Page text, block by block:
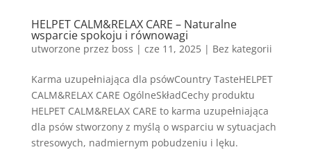
HELPET CALM&RELAX CARE – Naturalne
wsparcie spokoju i równowagi
utworzone przez boss | cze 11, 2025| Bez kategorii
Karma uzupełniająca dla psówCountry TasteHELPET
CALM&RELAX CARE OgólneSkładCechy produktu
HELPET CALM&RELAX CARE to karma uzupełniająca
dla psów stworzony z myślą o wsparciu w sytuacjach
stresowych, nadmiernym pobudzeniu i lęku.